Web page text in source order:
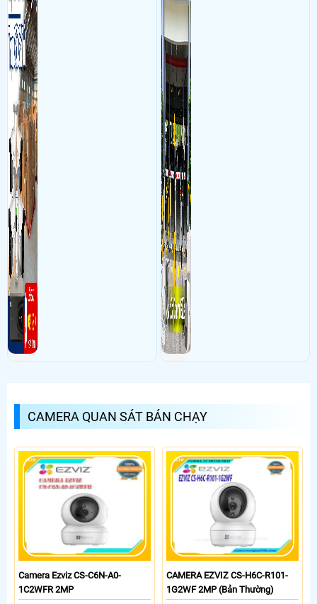
CAMERA QUAN SÁT BÁN CHẠY
Camera Ezviz CS-C6N-A0-
1C2WFR 2MP
CAMERA EZVIZ CS-H6C-R101-
1G2WF 2MP (Bản Thường)